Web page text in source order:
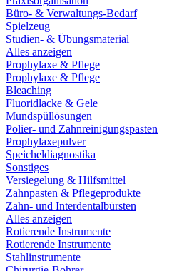
Büro- & Verwaltungs-Bedarf
Spielzeug
Studien- & Übungsmaterial
Alles anzeigen
Prophylaxe & Pflege
Prophylaxe & Pflege
Bleaching
Fluoridlacke & Gele
Mundspüllösungen
Polier- und Zahnreinigungspasten
Prophylaxepulver
Speicheldiagnostika
Sonstiges
Versiegelung & Hilfsmittel
Zahnpasten & Pflegeprodukte
Zahn- und Interdentalbürsten
Alles anzeigen
Rotierende Instrumente
Rotierende Instrumente
Stahlinstrumente